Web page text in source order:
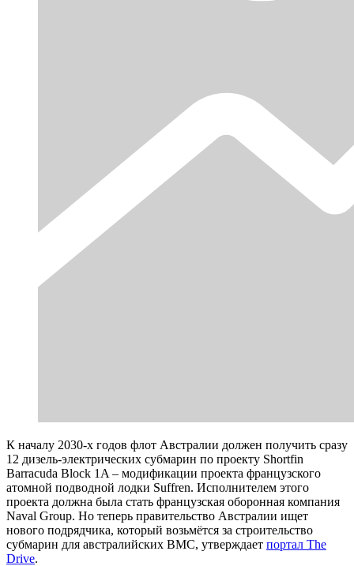
К началу 2030-х годов флот Австралии должен получить сразу
12 дизель-электрических субмарин по проекту Shortfin
Barracuda Block 1A – модификации проекта французского
атомной подводной лодки Suffren. Исполнителем этого
проекта должна была стать французская оборонная компания
Naval Group. Но теперь правительство Австралии ищет
нового подрядчика, который возьмётся за строительство
субмарин для австралийских ВМС, утверждает портал The
Drive.